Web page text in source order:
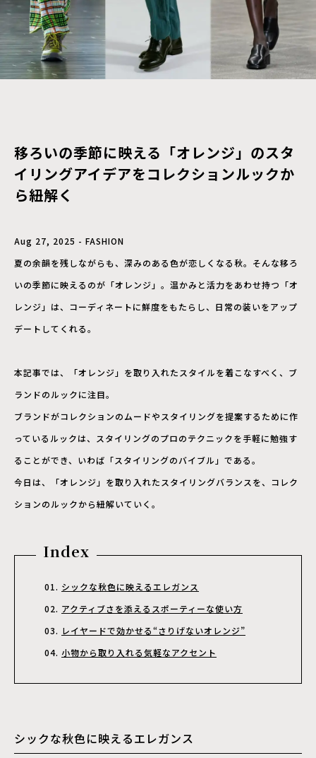
移ろいの季節に映える「オレンジ」のスタ
イリングアイデアをコレクションルックか
ら紐解く
Aug 27, 2025 - FASHION
夏の余韻を残しながらも、深みのある色が恋しくなる秋。そんな移ろ
いの季節に映えるのが「オレンジ」。温かみと活力をあわせ持つ「オ
レンジ」は、コーディネートに鮮度をもたらし、日常の装いをアップ
デートしてくれる。
本記事では、「オレンジ」を取り入れたスタイルを着こなすべく、ブ
ランドのルックに注目。
ブランドがコレクションのムードやスタイリングを提案するために作
っているルックは、スタイリングのプロのテクニックを手軽に勉強す
ることができ、いわば「スタイリングのバイブル」である。
今日は、「オレンジ」を取り入れたスタイリングバランスを、コレク
ションのルックから紐解いていく。
Index
シックな秋色に映えるエレガンス
アクティブさを添えるスポーティーな使い方
レイヤードで効かせる“さりげないオレンジ”
小物から取り入れる気軽なアクセント
シックな秋色に映えるエレガンス